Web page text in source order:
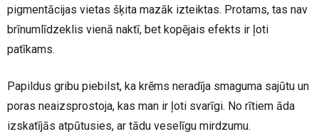
pigmentācijas vietas šķita mazāk izteiktas. Protams, tas nav
brīnumlīdzeklis vienā naktī, bet kopējais efekts ir ļoti
patīkams.
Papildus gribu piebilst, ka krēms neradīja smaguma sajūtu un
poras neaizsprostoja, kas man ir ļoti svarīgi. No rītiem āda
izskatījās atpūtusies, ar tādu veselīgu mirdzumu.